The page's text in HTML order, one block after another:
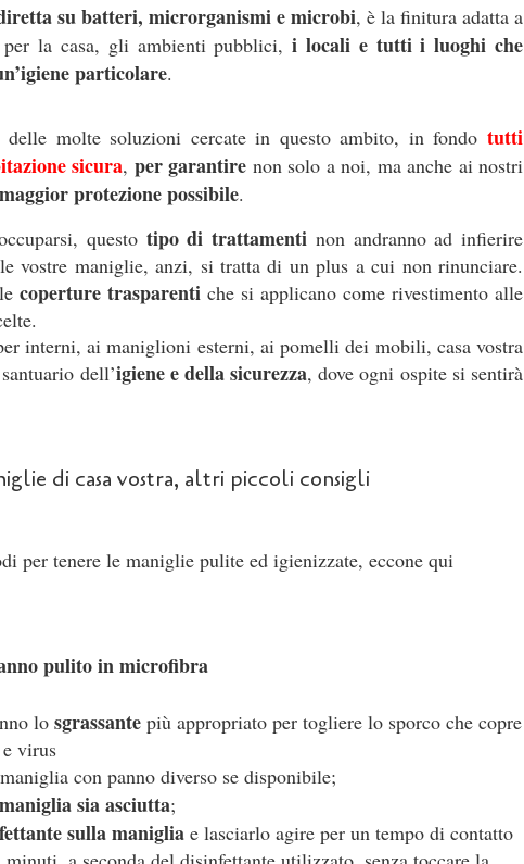
su batteri, microrganismi e microbi, è la finitura adatta a
la casa, gli ambienti pubblici, i locali e tutti i luoghi che
particolare.
molte soluzioni cercate in questo ambito, in fondo tutti
sicura, per garantire non solo a noi, ma anche ai nostri
maggior protezione possibile.
questotipo di trattamenti non andranno ad infierire
vostre maniglie, anzi, si tratta di un plus a cui non rinunciare.
coperture trasparenti che si applicano come rivestimento alle
interni, ai maniglioni esterni, ai pomelli dei mobili, casa vostra
dell’igiene e della sicurezza, dove ogni ospite si sentirà
di casa vostra, altri piccoli consigli
per tenere le maniglie pulite ed igienizzate, eccone qui
pulito in microfibra
lo sgrassante più appropriato per togliere lo sporco che copre
virus
con panno diverso se disponibile;
maniglia sia asciutta;
sulla maniglia e lasciarlo agire per un tempo di contatto